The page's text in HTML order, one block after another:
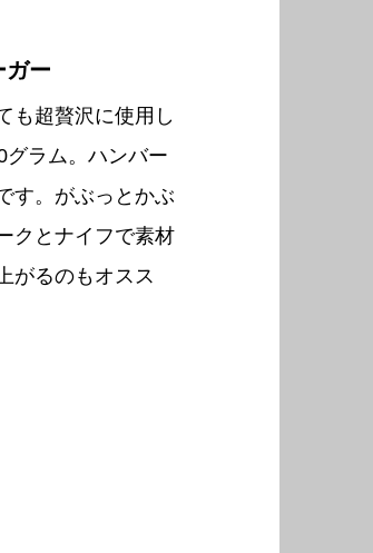
ガー
も超贅沢に使用し
グラム。ハンバー
す。がぶっとかぶ
クとナイフで素材
がるのもオスス